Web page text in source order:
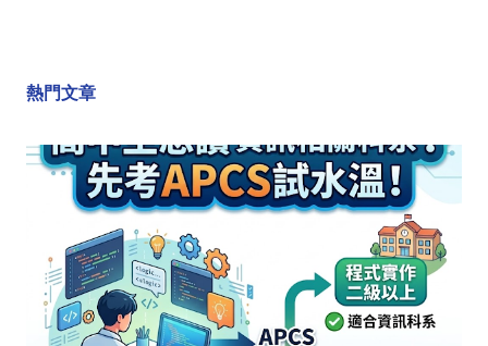
熱門文章